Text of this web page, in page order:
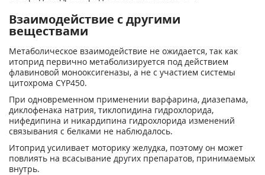
Взаимодействие с другими
веществами
Метаболическое взаимодействие не ожидается, так как
итоприд первично метаболизируется под действием
флавиновой монооксигеназы, а не с участием системы
цитохрома CYP450.
При одновременном применении варфарина, диазепама,
диклофенака натрия, тиклопидина гидрохлорида,
нифедипина и никардипина гидрохлорида изменений
связывания с белками не наблюдалось.
Итоприд усиливает моторику желудка, поэтому он может
повлиять на всасывание других препаратов, принимаемых
внутрь.